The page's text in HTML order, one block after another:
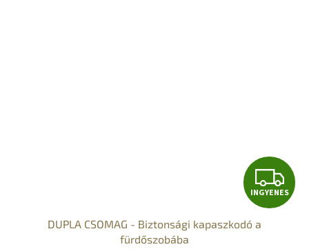
I
N
INGYENES
DUPLA CSOMAG - Biztonsági kapaszkodó a
fürdőszobába